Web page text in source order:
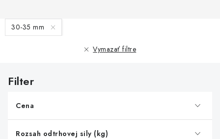
O nás Obchodné podmienky
Kontakt
Odstúpenie od zmluvy
V
ý
s
o
30-35 mm
Vymazať filtre
Cena
Rozsah odtrhovej sily (kg)